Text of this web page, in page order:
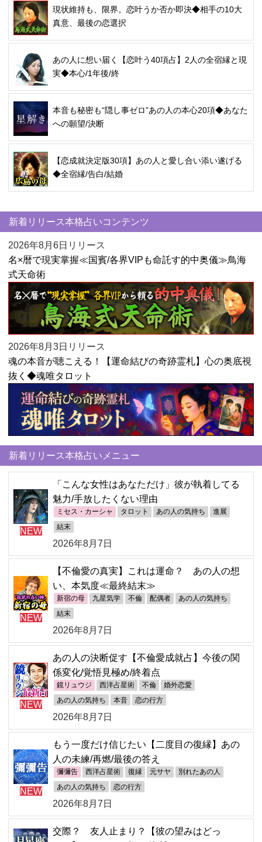
現状維持も、限界。恋叶うか否か即決◆相手の10大
真意、最後の恋選択
あの人に想い届く【恋叶う40項占】2人の全宿縁と現
実◆本心/1年後/終
本音も秘密も“隠し事ゼロ”あの人の本心20項◆あなた
への願望/決断
【恋成就決定版30項】あの人と愛し合い添い遂げる
◆全宿縁/告白/結婚
新着リリース本格占いコンテンツ
2026年8月6日リリース
名×暦で現実掌握≪国賓/各界VIPも命託す的中奥儀≫鳥海
式天命術
2026年8月3日リリース
魂の本音が聴こえる！【運命結びの奇跡霊札】心の奥底視
抜く◆魂唯タロット
新着リリース本格占いメニュー
NEW
「こんな女性はあなただけ」彼が執着してる
魅力/手放したくない理由
ミセス・カーシャ タロット あの人の気持ち 進展
結末
2026年8月7日
NEW
【不倫愛の真実】これは運命？ あの人の想
い、本気度≪最終結末≫
新宿の母 九星気学 不倫 配偶者 あの人の気持ち
結末
2026年8月7日
NEW
あの人の決断促す【不倫愛成就占】今後の関
係変化/覚悟見極め/終着点
鏡リュウジ 西洋占星術 不倫 婚外恋愛
あの人の気持ち 本音 恋の行方
2026年8月7日
NEW
もう一度だけ信じたい【二度目の復縁】あの
人の未練/再燃/最後の答え
彌彌告 西洋占星術 復縁 元サヤ 別れたあの人
あの人の気持ち 恋の行方
2026年8月7日
交際？ 友人止まり？【彼の望みはどっ